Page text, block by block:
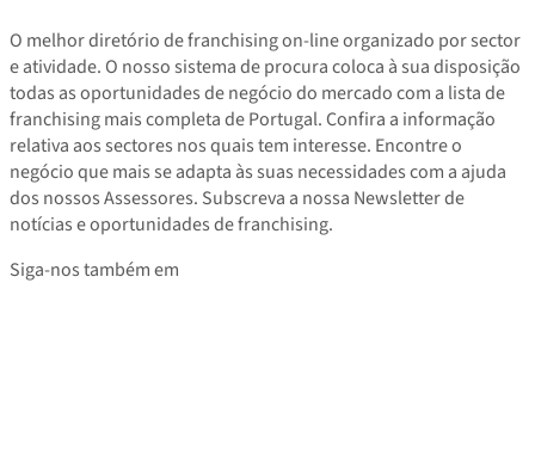
O melhor diretório de franchising on-line organizado por sector
e atividade. O nosso sistema de procura coloca à sua disposição
todas as oportunidades de negócio do mercado com a lista de
franchising mais completa de Portugal. Confira a informação
relativa aos sectores nos quais tem interesse. Encontre o
negócio que mais se adapta às suas necessidades com a ajuda
dos nossos Assessores. Subscreva a nossa Newsletter de
notícias e oportunidades de franchising.
Siga-nos também em